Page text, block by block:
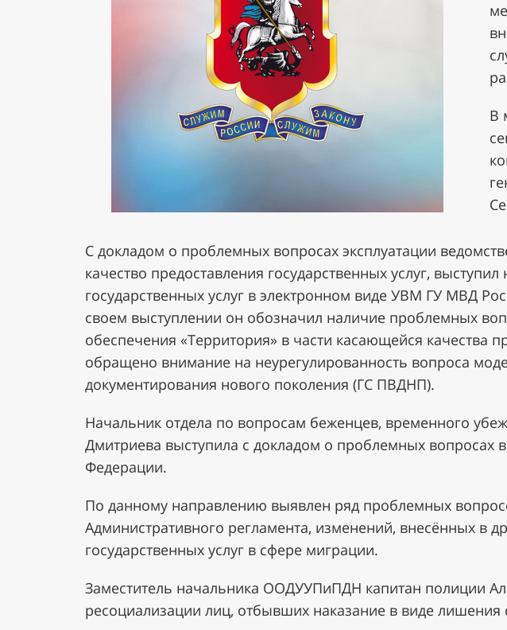
В
С докладом о проблемных вопросах эксплуатации
качество предоставления государственных услуг,
государственных услуг в электронном виде УВМ ГУ МВД
своем выступлении он обозначил наличие проблемных
обеспечения «Территория» в части касающейся качества
обращено внимание на неурегулированность вопроса
документирования нового поколения (ГС ПВДНП).
Начальник отдела по вопросам беженцев, временного
Дмитриева выступила с докладом о проблемных вопросах
Федерации.
По данному направлению выявлен ряд проблемных
Административного регламента, изменений, внесённых в
государственных услуг в сфере миграции.
Заместитель начальника ООДУУПиПДН капитан полиции
ресоциализации лиц, отбывших наказание в виде лишения